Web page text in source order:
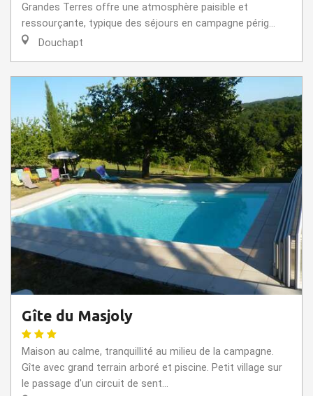
Grandes Terres offre une atmosphère paisible et
ressourçante, typique des séjours en campagne périg...
Douchapt
Gîte du Masjoly
Maison au calme, tranquillité au milieu de la campagne.
Gîte avec grand terrain arboré et piscine. Petit village sur
le passage d'un circuit de sent...